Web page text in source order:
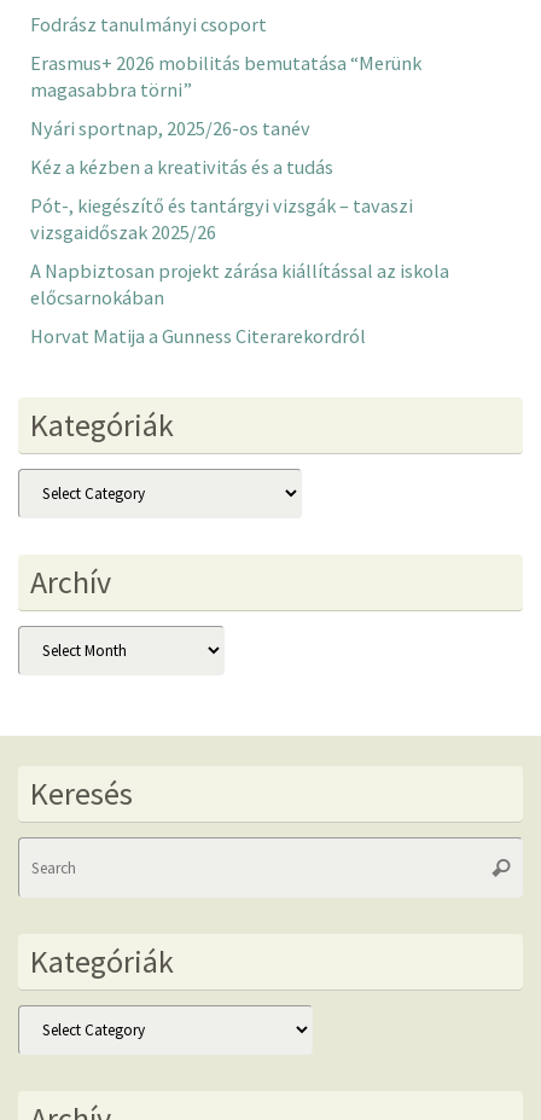
Fodrász tanulmányi csoport
Erasmus+ 2026 mobilitás bemutatása “Merünk
magasabbra törni”
Nyári sportnap, 2025/26-os tanév
Kéz a kézben a kreativitás és a tudás
Pót-, kiegészítő és tantárgyi vizsgák – tavaszi
vizsgaidőszak 2025/26
A Napbiztosan projekt zárása kiállítással az iskola
előcsarnokában
Horvat Matija a Gunness Citerarekordról
Kategóriák
Kategóriák
Archív
Archív
Keresés
Kategóriák
Kategóriák